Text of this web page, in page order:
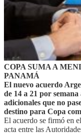
COPA SUMA A
PANAMÁ
El nuevo acuerdo
de 14 a 21 por
adicionales que no
destino para Copa
El acuerdo se firmó en
acta entre las